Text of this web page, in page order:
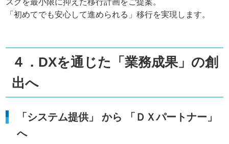
スクを最小限に抑えた移行計画をご提案。
「初めてでも安心して進められる」移行を実現します。
４．DXを通じた「業務成果」の創
出へ
「システム提供」 から 「ＤＸパートナー」
へ